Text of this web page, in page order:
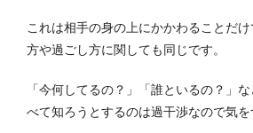
これは相手の身の上にかかわることだ
方や過ごし方に関しても同じです。
「今何してるの？」「誰といるの？」
べて知ろうとするのは過干渉なので気を